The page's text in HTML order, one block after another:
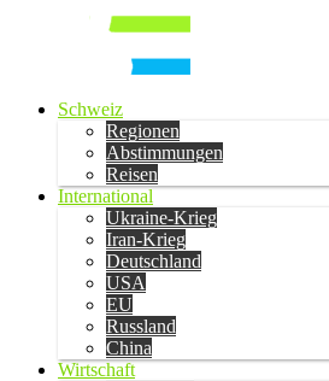
Schweiz
Regionen
Abstimmungen
Reisen
International
Ukraine-Krieg
Iran-Krieg
Deutschland
USA
EU
Russland
China
Wirtschaft